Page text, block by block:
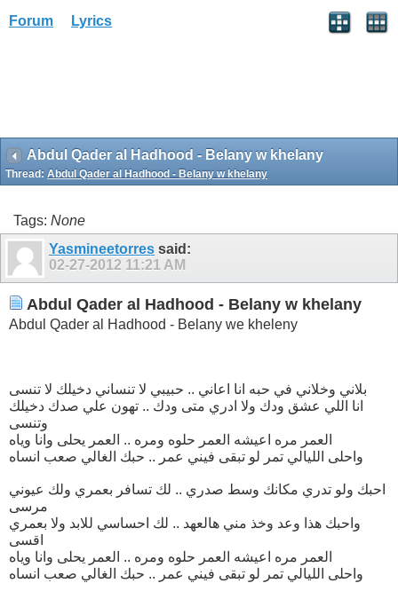
Forum Lyrics
Abdul Qader al Hadhood - Belany w khelany
Thread: Abdul Qader al Hadhood - Belany w khelany
Tags: None
Yasmineetorres said:
02-27-2012 11:21 AM
Abdul Qader al Hadhood - Belany w khelany
Abdul Qader al Hadhood - Belany we kheleny
بلاني وخلاني في حبه انا اعاني .. حبيبي لا تنساني دخيلك لا تنسى
انا اللي عشق ودك ولا ادري متى ودك .. تهون علي صدك دخيلك
وتنسى
العمر مره اعيشه العمر حلوه ومره .. العمر يحلى وانا وياه
واحلى الليالي تمر لو تبقى فيني عمر .. حبك الغالي صعب انساه
احبك ولو تدري مكانك وسط صدري .. لك تسافر بعمري ولك عيوني
مرسى
واحبك هذا وعد وخذ مني هالعهد .. لك احساسي للابد ولا بعمري
اقسى
العمر مره اعيشه العمر حلوه ومره .. العمر يحلى وانا وياه
واحلى الليالي تمر لو تبقى فيني عمر .. حبك الغالي صعب انساه